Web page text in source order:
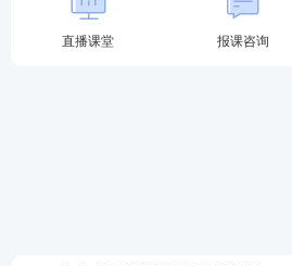
直播课堂 报课咨询